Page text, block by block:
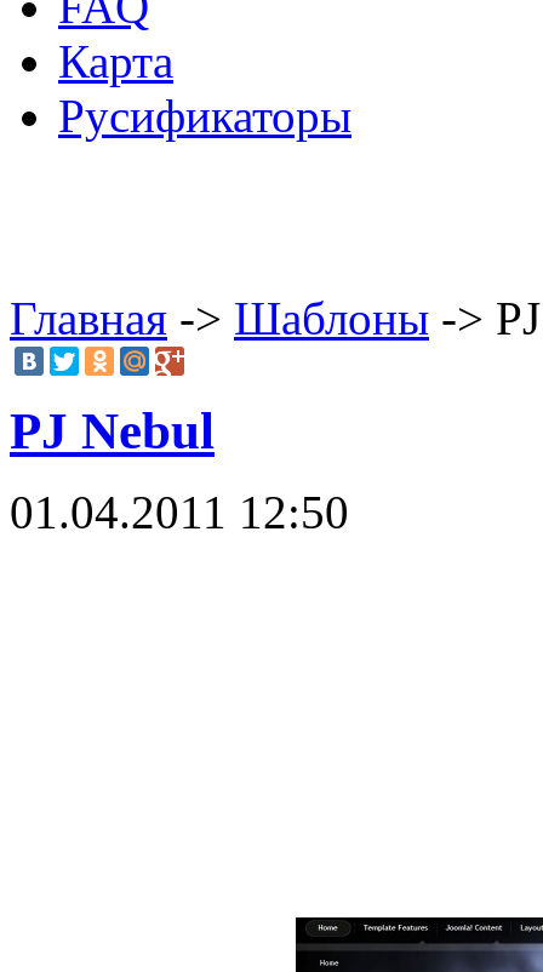
Карта
Русификаторы
Главная -> Шаблоны ->
PJ Nebul
01.04.2011 12:50